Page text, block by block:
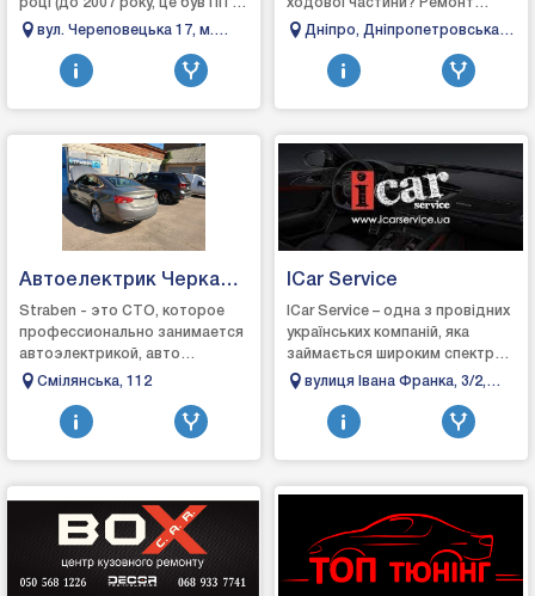
році (до 2007 року, це був ПП –
роздрібна торгівля
аксесуарами для тюнінг...
вул. Череповецька 17, м.
Чернівці
ходової частини? Ремонт
двигунів⚡ Автоелектрик❄
Дніпро, Дніпропетровська
область, вулиця
Чернишевського, 27
Автоелектрик Черкаси
Страбен
Straben - это СТО, которое
профессионально занимается
автоэлектрикой, авто
диагностикой,
Черкассах, наш персонал
имеет опыт ра...
Смілянська, 112
ICar Service
ICar Service – одна з провідних
українських компаній, яка
займається широким спектром
робіт. Від переобладнання
обшивки сало...
вулиця Івана Франка, 3/2,
Унятичі, Львівська область